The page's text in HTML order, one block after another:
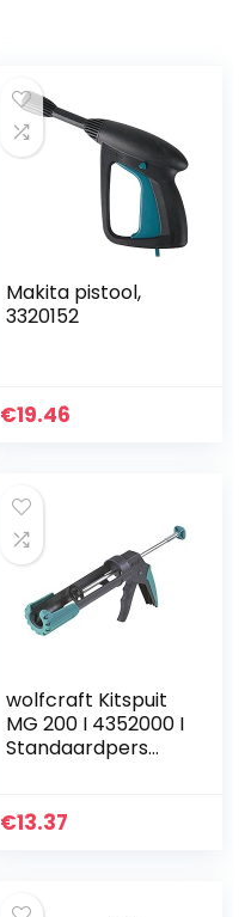
Makita pistool,
3320152
€19.46
wolfcraft Kitspuit
MG 200 I 4352000 I
Standaardpers
€13.37